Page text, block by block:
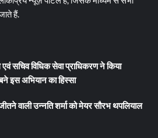
हैं.
सचिव विधिक सेवा प्राधिकरण ने किया
इस अभियान का हिस्सा
वाली उन्नति शर्मा को मेयर सौरभ थपलियाल